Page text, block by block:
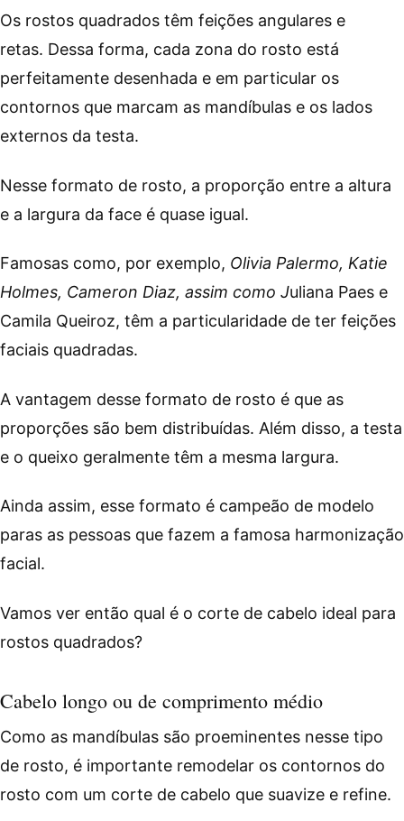
Os rostos quadrados têm feições angulares e
retas. Dessa forma, cada zona do rosto está
perfeitamente desenhada e em particular os
contornos que marcam as mandíbulas e os lados
externos da testa.
Nesse formato de rosto, a proporção entre a altura
e a largura da face é quase igual.
Famosas como, por exemplo, Olivia Palermo, Katie
Holmes, Cameron Diaz, assim como Juliana Paes e
Camila Queiroz, têm a particularidade de ter feições
faciais quadradas.
A vantagem desse formato de rosto é que as
proporções são bem distribuídas. Além disso, a testa
e o queixo geralmente têm a mesma largura.
Ainda assim, esse formato é campeão de modelo
paras as pessoas que fazem a famosa harmonização
facial.
Vamos ver então qual é o corte de cabelo ideal para
rostos quadrados?
Cabelo longo ou de comprimento médio
Como as mandíbulas são proeminentes nesse tipo
de rosto, é importante remodelar os contornos do
rosto com um corte de cabelo que suavize e refine.